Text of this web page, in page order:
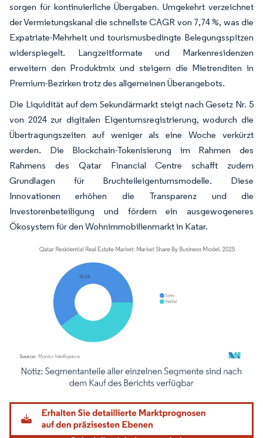
sorgen für kontinuierliche Übergaben. Umgekehrt verzeichnet
der Vermietungskanal die schnellste CAGR von 7,74 %, was die
Expatriate-Mehrheit und tourismusbedingte Belegungsspitzen
widerspiegelt. Langzeitformate und Markenresidenzen
erweitern den Produktmix und steigern die Mietrenditen in
Premium-Bezirken trotz des allgemeinen Überangebots.
Die Liquidität auf dem Sekundärmarkt steigt nach Gesetz Nr. 5
von 2024 zur digitalen Eigentumsregistrierung, wodurch die
Übertragungszeiten auf weniger als eine Woche verkürzt
werden. Die Blockchain-Tokenisierung im Rahmen des
Rahmens des Qatar Financial Centre schafft zudem
Grundlagen für Bruchteileigentumsmodelle. Diese
Innovationen erhöhen die Transparenz und die
Investorenbeteiligung und fördern ein ausgewogeneres
Ökosystem für den Wohnimmobilienmarkt in Katar.
Bild © Mordor Intelligence. Wiederverwendung erfordert Namensnennung